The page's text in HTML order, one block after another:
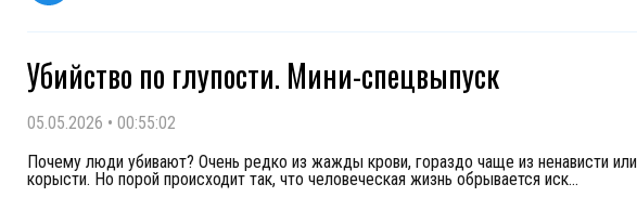
Убийство по глупости. Мини-спецвыпуск
05.05.2026 • 00:55:02
Почему люди убивают? Очень редко из жажды крови, гораздо чаще из ненависти или
корысти. Но порой происходит так, что человеческая жизнь обрывается иск...